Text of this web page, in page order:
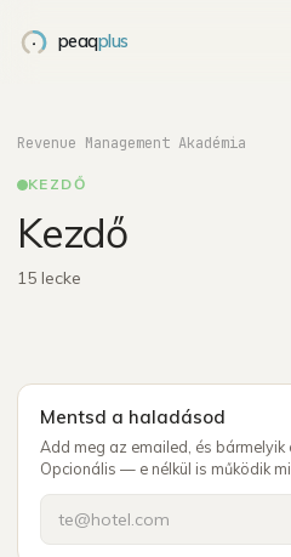
peaqplus
Revenue Management Akadémia
KEZDŐ
Kezdő
15 lecke
Mentsd a haladásod
Add meg az emailed, és
Opcionális — e nélkül is működik